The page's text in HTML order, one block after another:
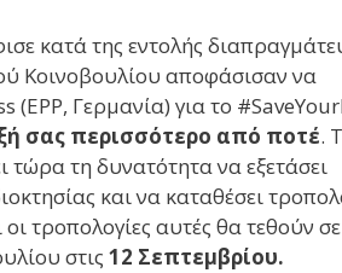
κατά της εντολής
Κοινοβουλίου αποφάσισαν να
Γερμανία) για το
σας περισσότερο από ποτέ.
τη δυνατότητα να εξετάσει
και να καταθέσει
τροπολογίες αυτές θα τεθούν σε
στις 12 Σεπτεμβρίου.